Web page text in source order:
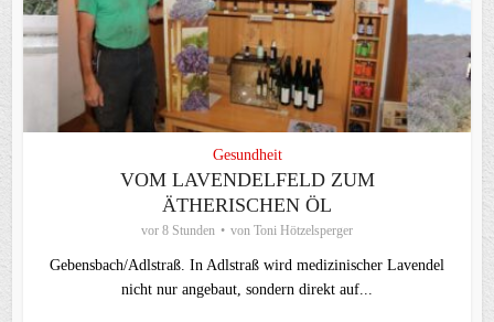
Gesundheit
VOM LAVENDELFELD ZUM
ÄTHERISCHEN ÖL
vor 8 Stunden von Toni Hötzelsperger
Gebensbach/Adlstraß. In Adlstraß wird medizinischer Lavendel
nicht nur angebaut, sondern direkt auf...